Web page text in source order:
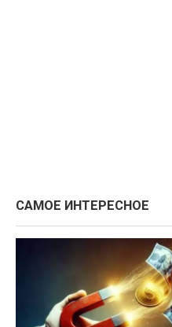
САМОЕ ИНТЕРЕСНОЕ